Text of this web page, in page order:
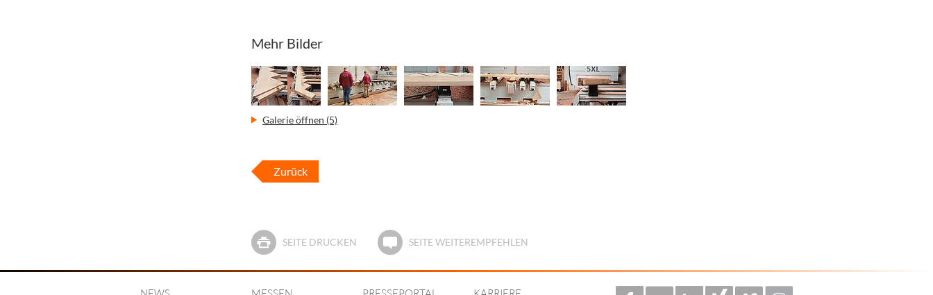
Mehr Bilder
Galerie öffnen (5)
Zurück
SEITE DRUCKEN SEITE WEITEREMPFEHLEN